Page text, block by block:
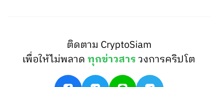
ติดตาม CryptoSiam
เพื่อให้ไม่พลาดทุกข่าวสารวงการคริปโต